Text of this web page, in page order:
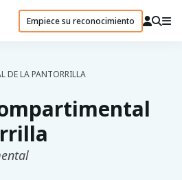
Empiece su reconocimiento
DE LA PANTORRILLA